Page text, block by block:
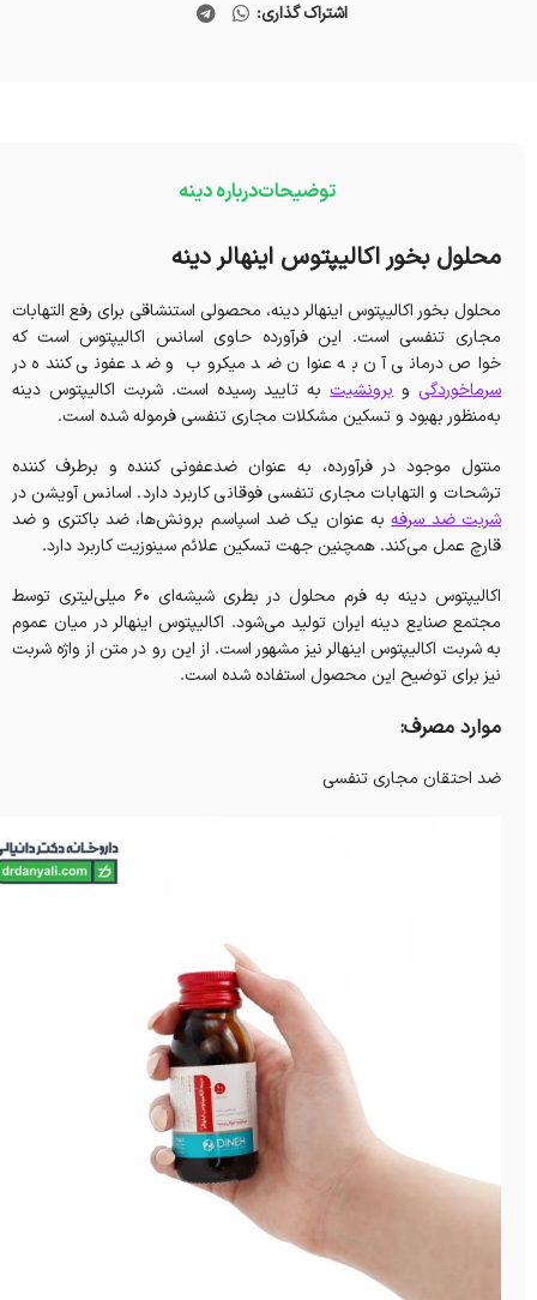
اشتراک گذاری:
توضیحاتدرباره دینه
محلول بخور اکالیپتوس اینهالر دینه
محلول بخور اکالیپتوس اینهالر دینه، محصولی استنشاقی برای رفع التهابات
مجاری تنفسی است. این فرآورده حاوی اسانس اکالیپتوس است که
خواص درمانی آن به عنوان ضد میکروب و ضد عفونی کننده در
سرماخوردگی وبرونشیتبه تایید رسیده است. شربت اکالیپتوس دینه
به‌منظور بهبود و تسکین مشکلات مجاری تنفسی فرموله شده است.
منتول موجود در فرآورده، به عنوان ضدعفونی کننده و برطرف کننده
ترشحات و التهابات مجاری تنفسی فوقانی کاربرد دارد. اسانس آویشن در
شربت ضد سرفهبه عنوان یک ضد اسپاسم برونش‌ها، ضد باکتری و ضد
قارچ عمل می‌کند. همچنین جهت تسکین علائم سینوزیت کاربرد دارد.
اکالیپتوس دینه به فرم محلول در بطری شیشه‌ای 60 میلی‌لیتری توسط
مجتمع صنایع دینه ایران تولید می‌شود. اکالیپتوس اینهالر در میان عموم
به شربت اکالیپتوس اینهالر نیز مشهور است. از این رو در متن از واژه شربت
نیز برای توضیح این محصول استفاده شده است.
موارد مصرف:
ضد احتقان مجاری تنفسی